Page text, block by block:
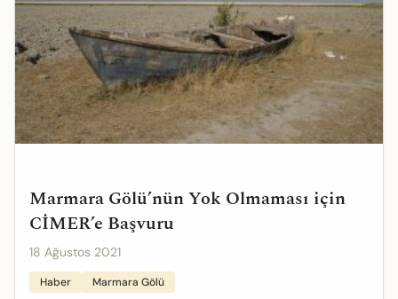
Marmara Gölü’nün Yok Olmaması için
CİMER’e Başvuru
18 Ağustos 2021
Haber Marmara Gölü